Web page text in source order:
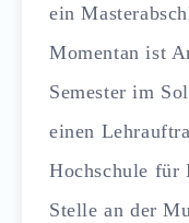
ein
Momentan ist
Semester im
einen
Hochschule für
Stelle an der